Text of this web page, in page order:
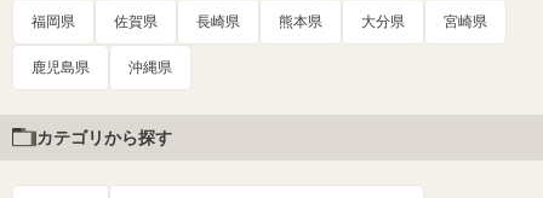
福岡県 佐賀県 長崎県 熊本県 大分県 宮崎県
鹿児島県 沖縄県
カテゴリから探す